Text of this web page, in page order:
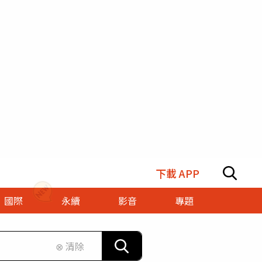
下載 APP
國際 永續 影音
專題
⊗ 清除